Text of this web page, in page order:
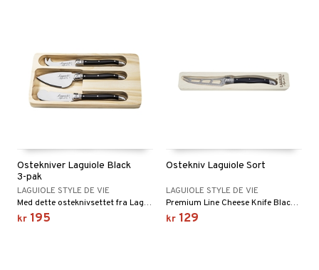
Ostekniver Laguiole Black
3-pak
LAGUIOLE STYLE DE VIE
Med dette osteknivsettet fra Laguiole Style de Vie blir det å kutte ost en skikkelig fest.
kr 195
Ostekniv Laguiole Sort
LAGUIOLE STYLE DE VIE
Premium Line Cheese Knife Black fra Laguiole Style de Vie har et åpent blad og en gaffelspiss.
kr 129